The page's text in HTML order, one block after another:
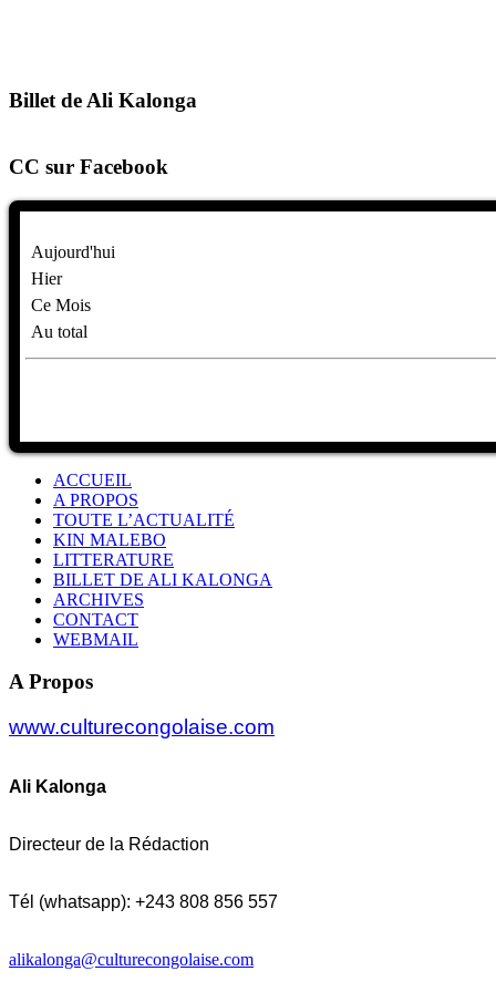
Billet de Ali Kalonga
CC sur Facebook
Aujourd'hui
Hier
Ce Mois
Au total
ACCUEIL
A PROPOS
TOUTE L’ACTUALITÉ
KIN MALEBO
LITTERATURE
BILLET DE ALI KALONGA
ARCHIVES
CONTACT
WEBMAIL
A Propos
www.culturecongolaise.com
Ali Kalonga
Directeur de la Rédaction
Tél (whatsapp): +243 808 856 557
alikalonga@culturecongolaise.com